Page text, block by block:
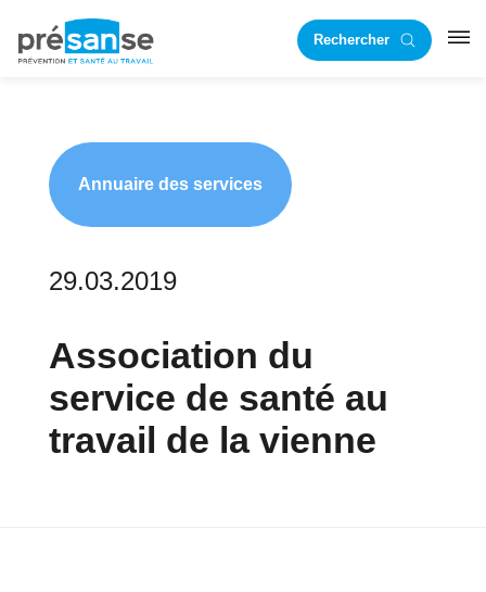
principale
RechercherRST
Annuaire des services
29.03.2019
Association du
service de santé au
travail de la vienne